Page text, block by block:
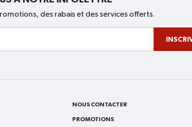
des rabais et des services offerts.
NOUS CONTACTER
PROMOTIONS